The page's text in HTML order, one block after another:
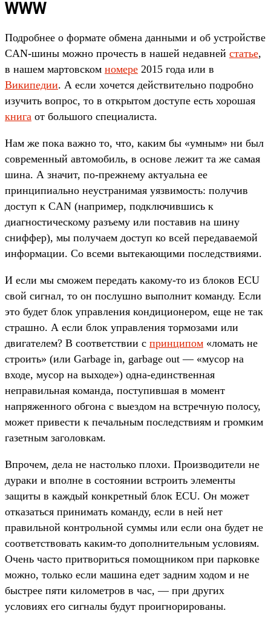
WWW
Подробнее о формате обмена данными и об устройстве
CAN-шины можно прочесть в нашей недавней статье,
в нашем мартовском номере 2015 года или в
Википедии. А если хочется действительно подробно
изучить вопрос, то в открытом доступе есть хорошая
книга от большого специалиста.
Нам же пока важно то, что, каким бы «умным» ни был
современный автомобиль, в основе лежит та же самая
шина. А значит, по-прежнему актуальна ее
принципиально неустранимая уязвимость: получив
доступ к CAN (например, подключившись к
диагностическому разъему или поставив на шину
сниффер), мы получаем доступ ко всей передаваемой
информации. Со всеми вытекающими последствиями.
И если мы сможем передать какому-то из блоков ECU
свой сигнал, то он послушно выполнит команду. Если
это будет блок управления кондиционером, еще не так
страшно. А если блок управления тормозами или
двигателем? В соответствии с принципом «ломать не
строить» (или Garbage in, garbage out — «мусор на
входе, мусор на выходе») одна-единственная
неправильная команда, поступившая в момент
напряженного обгона с выездом на встречную полосу,
может привести к печальным последствиям и громким
газетным заголовкам.
Впрочем, дела не настолько плохи. Производители не
дураки и вполне в состоянии встроить элементы
защиты в каждый конкретный блок ECU. Он может
отказаться принимать команду, если в ней нет
правильной контрольной суммы или если она будет не
соответствовать каким-то дополнительным условиям.
Очень часто притвориться помощником при парковке
можно, только если машина едет задним ходом и не
быстрее пяти километров в час, — при других
условиях его сигналы будут проигнорированы.